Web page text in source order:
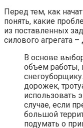
Перед тем, как
понять, какие
из поставленных
силового агрегата
В основе
объем работы,
дорожек,
использовать
случае, если
большой
подумать о